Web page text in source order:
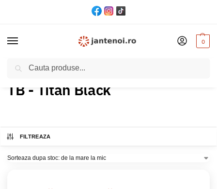
0
Acasă Produs Culoare / TB - Titan Black
TB - Titan Black
FILTREAZA